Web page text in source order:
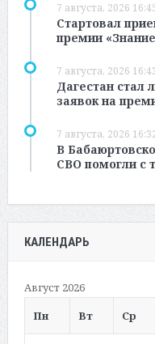
7 августа, 2026
Стартовал
премии
7 августа, 2026
Дагестан стал
заявок на
7 августа, 2026
В
СВО помогли с
КАЛЕНДАРЬ
Август 2026
Пн
Вт Ср